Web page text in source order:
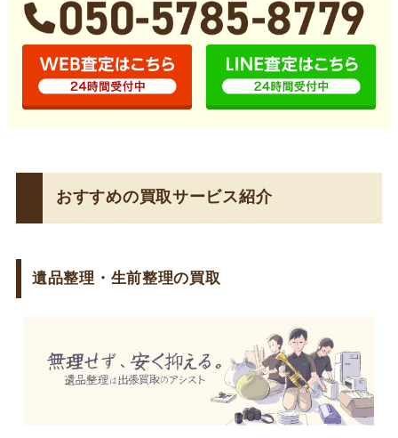
南埼玉郡宮代町字国納
米崎
谷原 谷原新田 豊町 芦橋
おすすめの買取サービス紹介
遺品整理・生前整理の買取